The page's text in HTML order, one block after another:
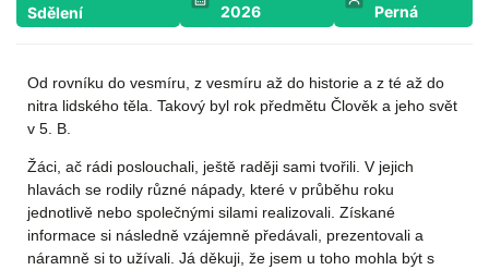
Sdělení
2026
Perná
Od rovníku do vesmíru, z vesmíru až do historie a z té až do
nitra lidského těla. Takový byl rok předmětu Člověk a jeho svět
v 5. B.
Žáci, ač rádi poslouchali, ještě raději sami tvořili. V jejich
hlavách se rodily různé nápady, které v průběhu roku
jednotlivě nebo společnými silami realizovali. Získané
informace si následně vzájemně předávali, prezentovali a
náramně si to užívali. Já děkuji, že jsem u toho mohla být s